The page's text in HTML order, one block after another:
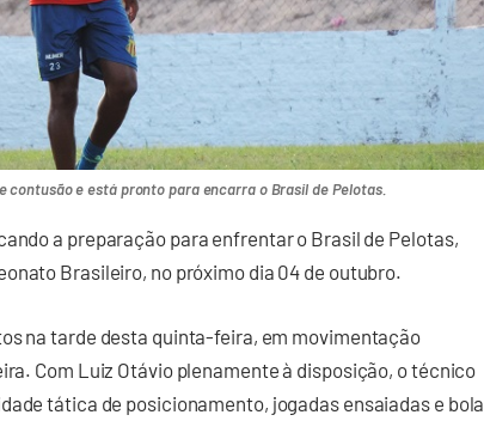
contusão e está pronto para encarra o Brasil de Pelotas.
a preparação para enfrentar o Brasil de Pelotas,
Brasileiro, no próximo dia 04 de outubro.
na tarde desta quinta-feira, em movimentação
Com Luiz Otávio plenamente à disposição, o técnico
tática de posicionamento, jogadas ensaiadas e bola